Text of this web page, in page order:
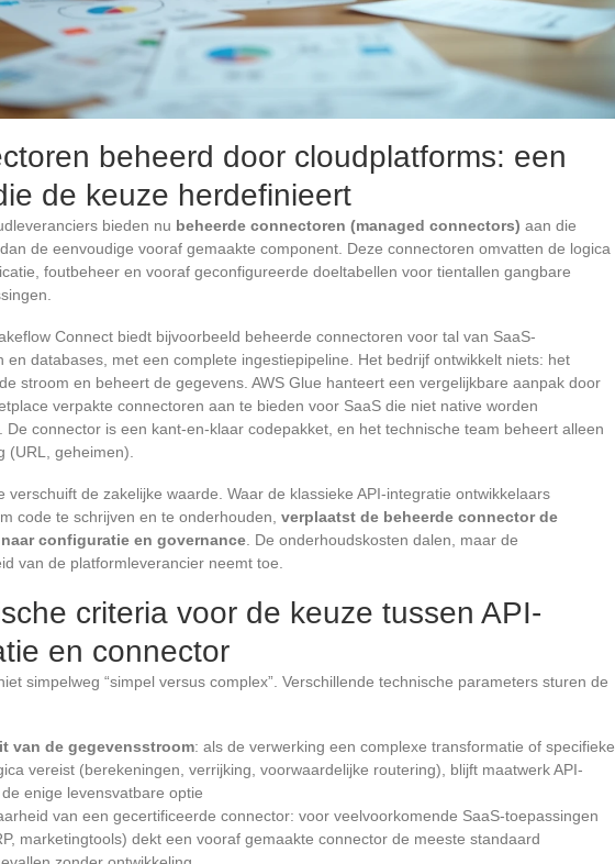
beheerd door cloudplatforms: een
de keuze herdefinieert
bieden nu beheerde connectoren (managed connectors) aan die
de eenvoudige vooraf gemaakte component. Deze connectoren omvatten de logica
foutbeheer en vooraf geconfigureerde doeltabellen voor tientallen gangbare
Connect biedt bijvoorbeeld beheerde connectoren voor tal van SaaS-
en databases, met een complete ingestiepipeline. Het bedrijf ontwikkelt niets: het
stroom en beheert de gegevens. AWS Glue hanteert een vergelijkbare aanpak door
verpakte connectoren aan te bieden voor SaaS die niet native worden
De connector is een kant-en-klaar codepakket, en het technische team beheert alleen
(URL, geheimen).
verschuift de zakelijke waarde. Waar de klassieke API-integratie ontwikkelaars
code te schrijven en te onderhouden, verplaatst de beheerde connector de
configuratie en governance. De onderhoudskosten dalen, maar de
van de platformleverancier neemt toe.
criteria voor de keuze tussen API-
en connector
simpelweg “simpel versus complex”. Verschillende technische parameters sturen de
van de gegevensstroom: als de verwerking een complexe transformatie of specifieke
vereist (berekeningen, verrijking, voorwaardelijke routering), blijft maatwerk API-
enige levensvatbare optie
van een gecertificeerde connector: voor veelvoorkomende SaaS-toepassingen
marketingtools) dekt een vooraf gemaakte connector de meeste standaard